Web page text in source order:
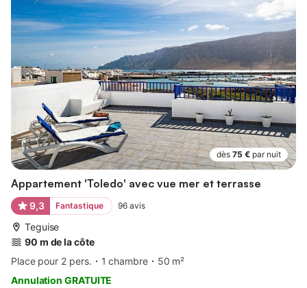
dès 75 € par nuit
Appartement 'Toledo' avec vue mer et terrasse
9,3 Fantastique 96 avis
Teguise
90 m de la côte
Place pour 2 pers.
1 chambre
50 m²
Annulation GRATUITE